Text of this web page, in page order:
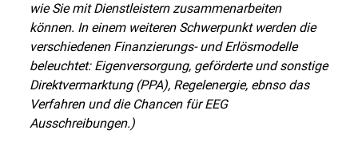
wie Sie mit Dienstleistern zusammenarbeiten
können. In einem weiteren Schwerpunkt werden die
verschiedenen Finanzierungs- und Erlösmodelle
beleuchtet: Eigenversorgung, geförderte und sonstige
Direktvermarktung (PPA), Regelenergie, ebnso das
Verfahren und die Chancen für EEG
Ausschreibungen.)